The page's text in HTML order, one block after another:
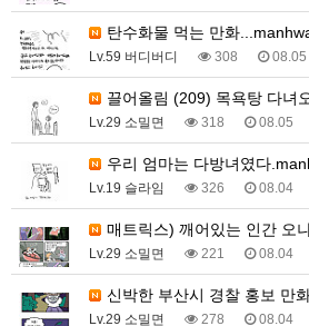
탄수화물 먹는 만화
Lv.59 버디버디 308 08.05
끌어올림 (209) 목욕탕 다녀
Lv.29 소밀면 318 08.05
우리 엄마는 다방녀였다
Lv.19 슬라임 326 08.04
매트릭스) 깨어있는 인간 오
Lv.29 소밀면 221 08.04
신박한 부산시 경찰 홍보 만
Lv.29 소밀면 278 08.04